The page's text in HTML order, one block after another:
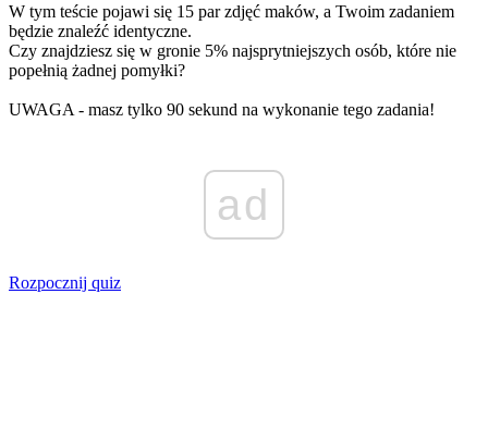
W tym teście pojawi się 15 par zdjęć maków, a Twoim zadaniem
będzie znaleźć identyczne.
Czy znajdziesz się w gronie 5% najsprytniejszych osób, które nie
popełnią żadnej pomyłki?
UWAGA - masz tylko 90 sekund na wykonanie tego zadania!
ad
Rozpocznij quiz